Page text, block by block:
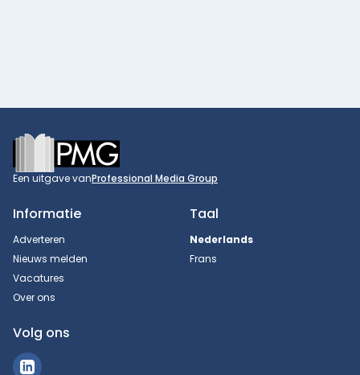
Footer
Een uitgave vanProfessional Media Group
Informatie
Adverteren
Nieuws melden
Vacatures
Over ons
Taal
Nederlands
Frans
Volg ons